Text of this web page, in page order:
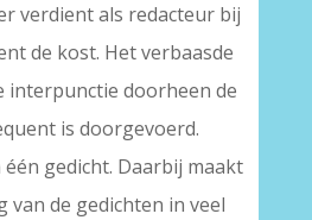
verdient als redacteur bij
de kost. Het verbaasde
interpunctie doorheen de
is doorgevoerd.
gedicht. Daarbij maakt
van de gedichten in veel